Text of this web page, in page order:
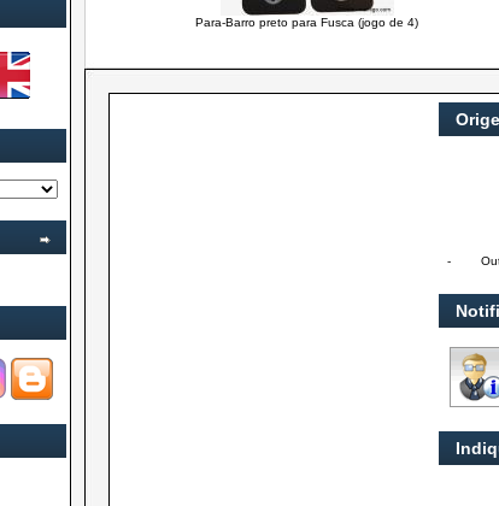
Para-Barro preto para Fusca (jogo de 4)
-